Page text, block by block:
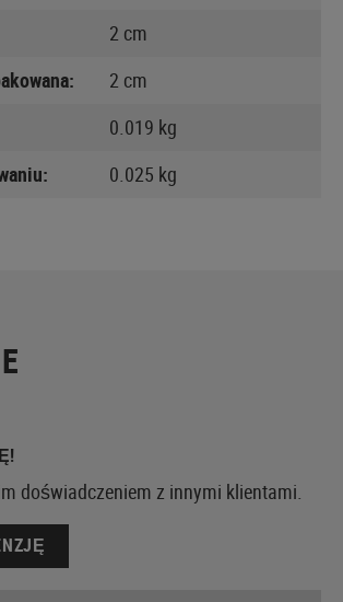
2 cm
2 cm
0.019 kg
0.025 kg
doświadczeniem z innymi klientami.